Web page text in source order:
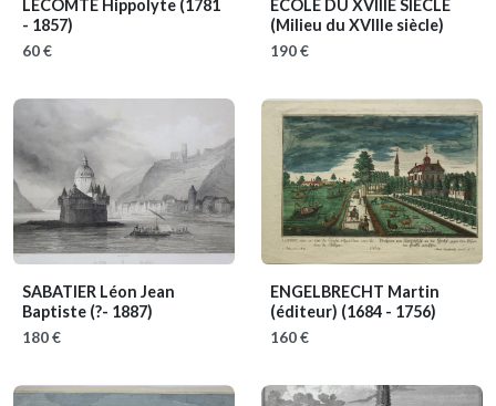
LECOMTE Hippolyte (1781
- 1857)
60 €
ECOLE DU XVIIIE SIECLE
(Milieu du XVIIIe siècle)
190 €
SABATIER Léon Jean
Baptiste (?- 1887)
180 €
ENGELBRECHT Martin
(éditeur) (1684 - 1756)
160 €